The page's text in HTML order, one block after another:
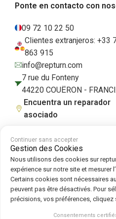
Ponte en contacto con
09 72 10 22 50
Clientes extranjeros: +33
863 915
info@repturn.com
7 rue du Fonteny
44220 COUËRON -
Encuentra un reparador
asociado
Condiciones generales de venta
Cookies|Política de cookies
Síguenos en :
Repturn
Continuer sans accepter
Gestion des Cookies
Nous utilisons des cookies sur
expérience sur notre site et mesurer
Certains cookies sont nécessaires
peuvent pas être désactivés. Pour
précisions, vos préférences, cliquez
Consentements